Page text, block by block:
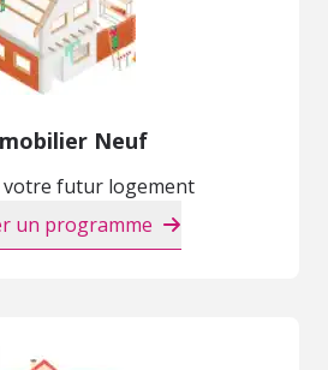
Neuf
votre futur logement
un programme